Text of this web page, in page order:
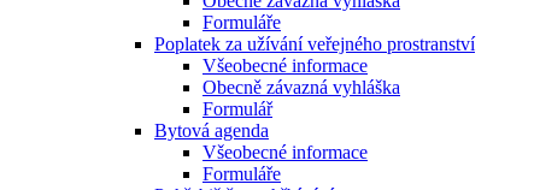
Formuláře
Poplatek za užívání veřejného prostranství
Všeobecné informace
Obecně závazná vyhláška
Formulář
Bytová agenda
Všeobecné informace
Formuláře